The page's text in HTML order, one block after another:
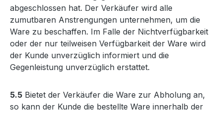
abgeschlossen hat. Der Verkäufer wird alle
zumutbaren Anstrengungen unternehmen, um die
Ware zu beschaffen. Im Falle der Nichtverfügbarkeit
oder der nur teilweisen Verfügbarkeit der Ware wird
der Kunde unverzüglich informiert und die
Gegenleistung unverzüglich erstattet.
5.5 Bietet der Verkäufer die Ware zur Abholung an,
so kann der Kunde die bestellte Ware innerhalb der